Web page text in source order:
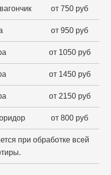
от 750 руб
от 950 руб
от 1050 руб
от 1450 руб
от 2150 руб
от 800 руб
при обработке всей